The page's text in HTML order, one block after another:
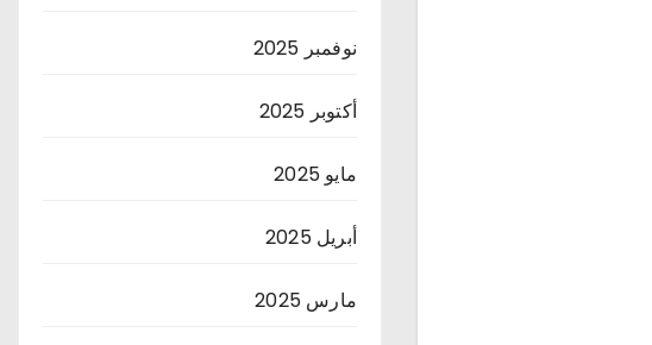
نوفمبر 2025
أكتوبر 2025
مايو 2025
أبريل 2025
مارس 2025